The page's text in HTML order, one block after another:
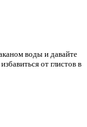
воды и давайте
от глистов в